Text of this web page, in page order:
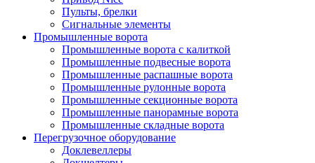
Пульты, брелки
Сигнальные элементы
Промышленные ворота
Промышленные ворота с калиткой
Промышленные подвесные ворота
Промышленные распашные ворота
Промышленные рулонные ворота
Промышленные секционные ворота
Промышленные панорамные ворота
Промышленные складные ворота
Перегрузочное оборудование
Доклевеллеры